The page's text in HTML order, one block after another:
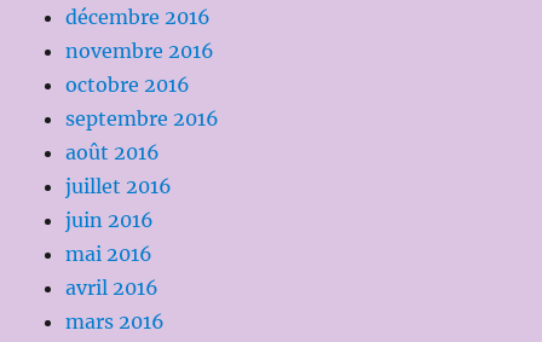
décembre 2016
novembre 2016
octobre 2016
septembre 2016
août 2016
juillet 2016
juin 2016
mai 2016
avril 2016
mars 2016